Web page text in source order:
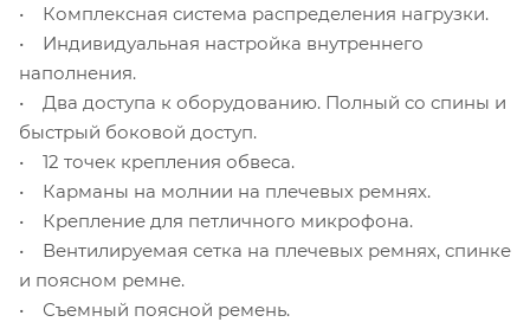
• Комплексная система распределения нагрузки.
• Индивидуальная настройка внутреннего
наполнения.
• Два доступа к оборудованию. Полный со спины и
быстрый боковой доступ.
• 12 точек крепления обвеса.
• Карманы на молнии на плечевых ремнях.
• Крепление для петличного микрофона.
• Вентилируемая сетка на плечевых ремнях, спинке
и поясном ремне.
• Съемный поясной ремень.